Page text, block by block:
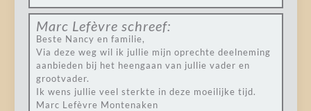
Marc Lefèvre schreef:
Beste Nancy en familie,
Via deze weg wil ik jullie mijn oprechte deelneming
aanbieden bij het heengaan van jullie vader en
grootvader.
Ik wens jullie veel sterkte in deze moeilijke tijd.
Marc Lefèvre Montenaken